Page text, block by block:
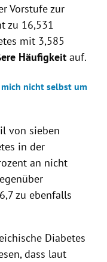
Vorstufe zur
zu 16,531
mit 3,585
Häufigkeit auf.
nicht selbst um
von sieben
in der
an nicht
zu ebenfalls
Diabetes
dass laut